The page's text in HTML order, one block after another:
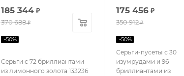
Серьги с 72 бриллиантами
из лимонного золота 133236
185 344₽
370 688₽
-50%
Серьги-пусеты с 30
изумрудами и 96
бриллиантами из
175 456 ₽
350 912₽
-50%